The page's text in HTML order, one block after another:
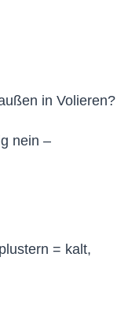
in Volieren?
nein –
= kalt,